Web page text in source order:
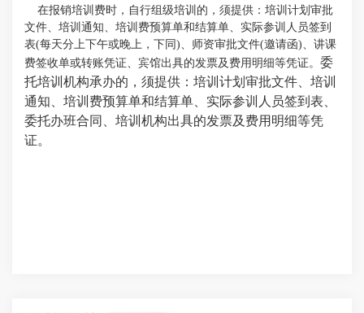
在报销培训费时，自行组级培训的，须提供：培训计划 审批
文件、培训通知、培训费预算单和结算单、实际参训人员签到
表(每天分上下午或晚上，下同)、师资审批文件(邀请函)、讲课
费签收单或转账凭证、宾馆出具的发票及费用明细等凭证。 委
托培训机构承办的，须提供：培训计划审批文件、培训
通知、培训费预算单和结算单、实际参训人员签到表、
委托办班合同、培训机构出具的发票及费用明细等凭
证。